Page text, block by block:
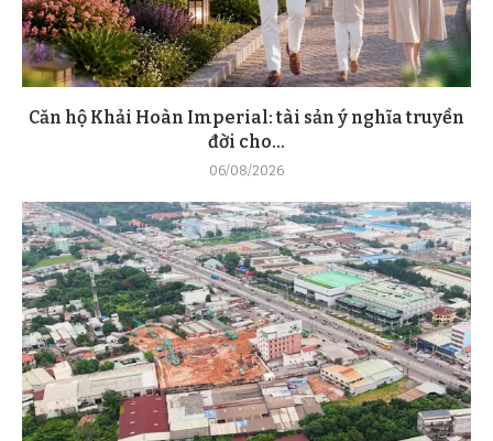
Căn hộ Khải Hoàn Imperial: tài sản ý nghĩa truyền
đời cho...
06/08/2026